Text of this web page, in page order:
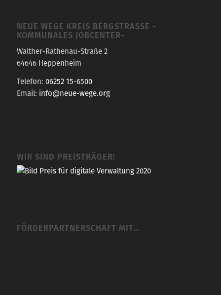
NEUE WEGE KREIS BERGSTRASSE -K
OMMUNALES JOBCENTER-
Walther-Rathenau-Straße 2
64646 Heppenheim
Telefon: 06252 15-6500
Email: info@neue-wege.org
WIR SIND PREISTRÄGER!
FÖRDERPARTNERSCHAFT MIT…